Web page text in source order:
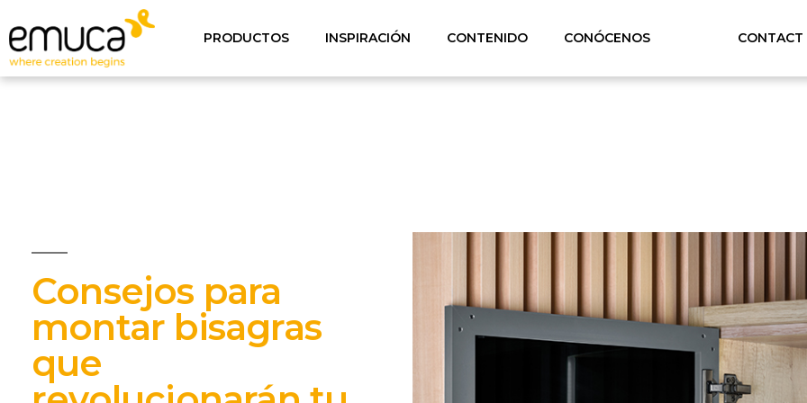
PRODUCTOS INSPIRACIÓN CONTENIDO CONÓCENOS CONTACT
Consejos para
montar bisagras
que